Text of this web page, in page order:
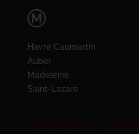
Havre Caumartin
Auber
Madeleine
Saint-Lazare
Tarifs jeunes – 26 ans